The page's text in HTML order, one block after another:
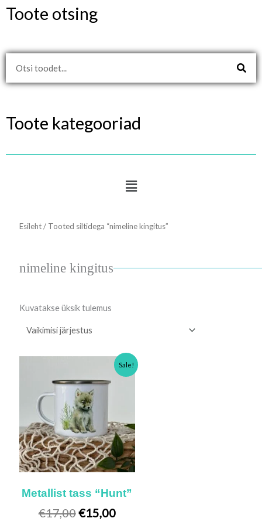
Toote otsing
Toote kategooriad
Menu
Esileht/ Tooted siltidega “nimeline kingitus”
nimeline kingitus
Kuvatakse üksik tulemus
Sale!
Metallist tass “Hunt”
€17,00
hind
oli:
€17,00.
€15,00
Praegune
hind